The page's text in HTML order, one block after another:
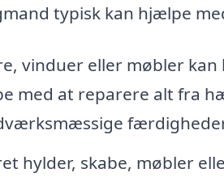
typisk kan hjælpe
vinduer eller møbler
med at reparere alt fra
hylder, skabe, møbler